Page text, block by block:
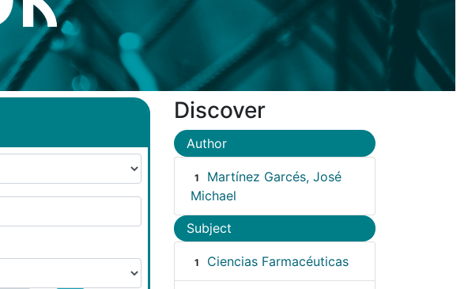
Discover
Author
1
Martínez Garcés, José
Michael
Subject
1 Ciencias Farmacéuticas